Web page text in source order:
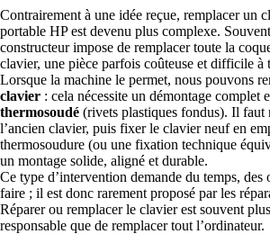
Contrairement à une idée reçue, remplacer un
portable HP est devenu plus complexe.
constructeur impose de remplacer toute la
clavier, une pièce parfois coûteuse et difficile à
Lorsque la machine le permet, nous pouvons
clavier : cela nécessite un démontage complet
thermosoudé (rivets plastiques fondus). Il faut
l’ancien clavier, puis fixer le clavier neuf en
thermosoudure (ou une fixation technique
un montage solide, aligné et durable.
Ce type d’intervention demande du temps,
faire ; il est donc rarement proposé par les
Réparer ou remplacer le clavier est souvent
responsable que de remplacer tout l’ordinateur.